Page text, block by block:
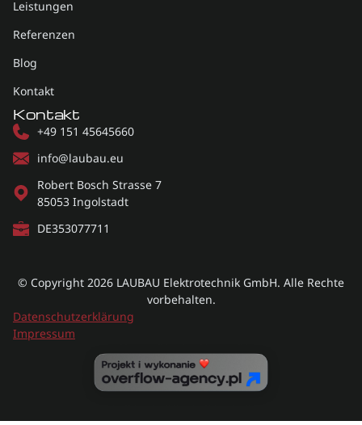
Leistungen
Referenzen
Blog
Kontakt
Kontakt
+49 151 45645660
info@laubau.eu
Robert Bosch Strasse 7
85053 Ingolstadt
DE353077711
© Copyright 2026 LAUBAU Elektrotechnik GmbH. ​ Alle Rechte
vorbehalten.
Datenschutzerklärung
Impressum